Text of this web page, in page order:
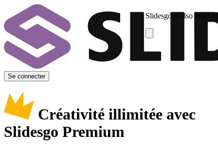
Slidesgo is also
Se connecter
Créativité illimitée avec
Slidesgo Premium